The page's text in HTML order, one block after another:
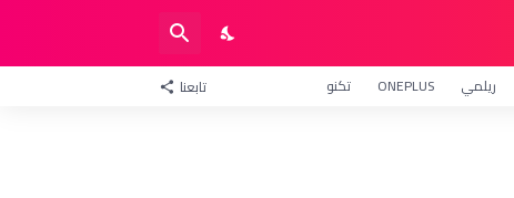
ريلمي ONEPLUS تكنو تابعنا